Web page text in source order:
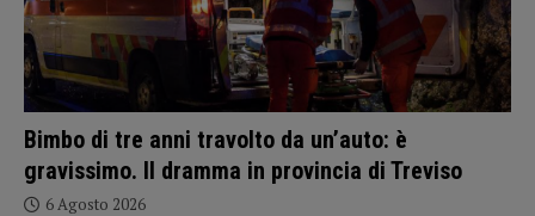
Bimbo di tre anni travolto da un’auto: è
gravissimo. Il dramma in provincia di Treviso
6 Agosto 2026